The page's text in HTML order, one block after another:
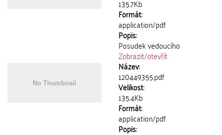
135.7Kb
Formát:
application/pdf
Popis:
Posudek vedoucího
Zobrazit/otevřít
Název:
120449355.pdf
Velikost:
135.4Kb
Formát:
application/pdf
Popis: